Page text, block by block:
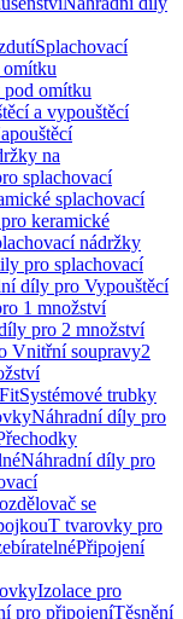
Splachovací
omítku
omítku
a vypouštěcí
na
splachovací
splachovací
keramické
nádržky
pro splachovací
díly pro Vypouštěcí
1 množství
pro 2 množství
Vnitřní soupravy2
Systémové trubky
Náhradní díly pro
Náhradní díly pro
se
T tvarovky pro
Připojení
Izolace pro
pro připojeníTěsnění